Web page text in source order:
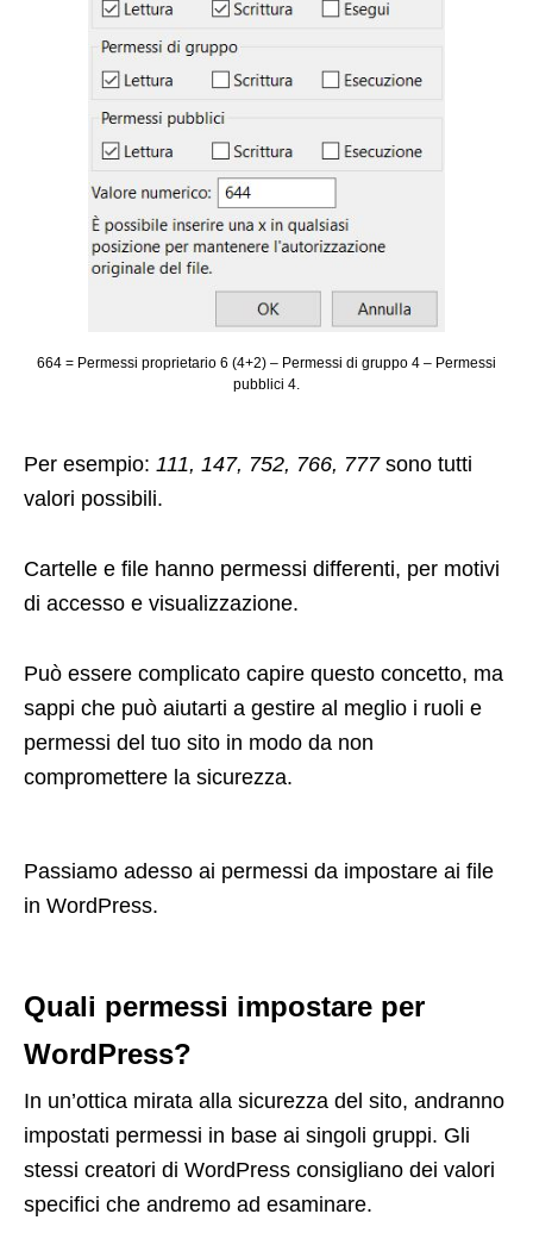
664 = Permessi proprietario 6 (4+2) – Permessi di gruppo 4 – Permessi
pubblici 4.
Per esempio: 111, 147, 752, 766, 777 sono tutti
valori possibili.
Cartelle e file hanno permessi differenti, per motivi
di accesso e visualizzazione.
Può essere complicato capire questo concetto, ma
sappi che può aiutarti a gestire al meglio i ruoli e
permessi del tuo sito in modo da non
compromettere la sicurezza.
Passiamo adesso ai permessi da impostare ai file
in WordPress.
Quali permessi impostare per
WordPress?
In un’ottica mirata alla sicurezza del sito, andranno
impostati permessi in base ai singoli gruppi. Gli
stessi creatori di WordPress consigliano dei valori
specifici che andremo ad esaminare.